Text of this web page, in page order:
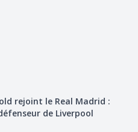
rejoint le Real Madrid :
de Liverpool